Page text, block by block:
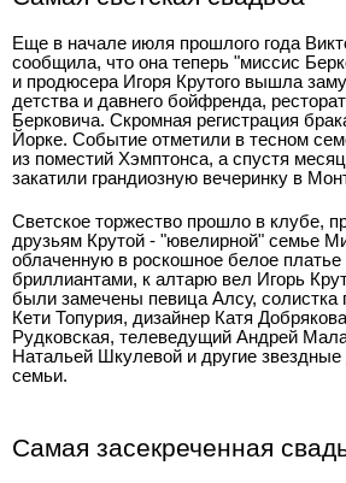
Еще в начале июля прошлого года
сообщила, что она теперь "миссис
и продюсера Игоря Крутого вышла
детства и давнего бойфренда,
Берковича. Скромная регистрация
Йорке. Событие отметили в тесном
из поместий Хэмптонса, а спустя
закатили грандиозную вечеринку в
Светское торжество прошло в клубе,
друзьям Крутой - "ювелирной" семье
облаченную в роскошное белое платье
бриллиантами, к алтарю вел Игорь
были замечены певица Алсу, солистка
Кети Топурия, дизайнер Катя
Рудковская, телеведущий Андрей
Натальей Шкулевой и другие звездные
семьи.
Самая засекреченная